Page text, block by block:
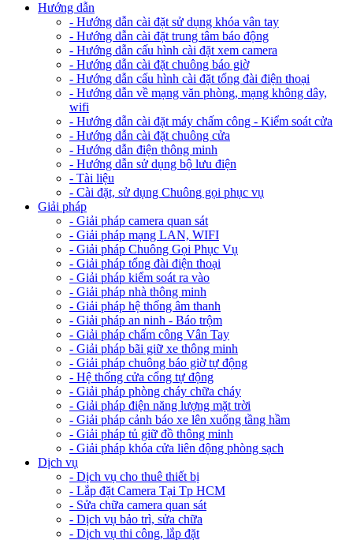
Hướng dẫn
- Hướng dẫn cài đặt sử dụng khóa vân tay
- Hướng dẫn cài đặt trung tâm báo động
- Hướng dẫn cấu hình cài đặt xem camera
- Hướng dẫn cài đặt chuông báo giờ
- Hướng dẫn cấu hình cài đặt tổng đài điện thoại
- Hướng dẫn về mạng văn phòng, mạng không dây,
wifi
- Hướng dẫn cài đặt máy chấm công - Kiểm soát cửa
- Hướng dẫn cài đặt chuông cửa
- Hướng dẫn điện thông minh
- Hướng dẫn sử dụng bộ lưu điện
- Tài liệu
- Cài đặt, sử dụng Chuông gọi phục vụ
Giải pháp
- Giải pháp camera quan sát
- Giải pháp mạng LAN, WIFI
- Giải pháp Chuông Gọi Phục Vụ
- Giải pháp tổng đài điện thoại
- Giải pháp kiểm soát ra vào
- Giải pháp nhà thông minh
- Giải pháp hệ thống âm thanh
- Giải pháp an ninh - Báo trộm
- Giải pháp chấm công Vân Tay
- Giải pháp bãi giữ xe thông minh
- Giải pháp chuông báo giờ tự động
- Hệ thống cửa cổng tự động
- Giải pháp phòng cháy chữa cháy
- Giải pháp điện năng lượng mặt trời
- Giải pháp cảnh báo xe lên xuống tầng hầm
- Giải pháp tủ giữ đồ thông minh
- Giải pháp khóa cửa liên động phòng sạch
Dịch vụ
- Dịch vụ cho thuê thiết bị
- Lắp đặt Camera Tại Tp HCM
- Sửa chữa camera quan sát
- Dịch vụ bảo trì, sửa chữa
- Dịch vụ thi công, lắp đặt